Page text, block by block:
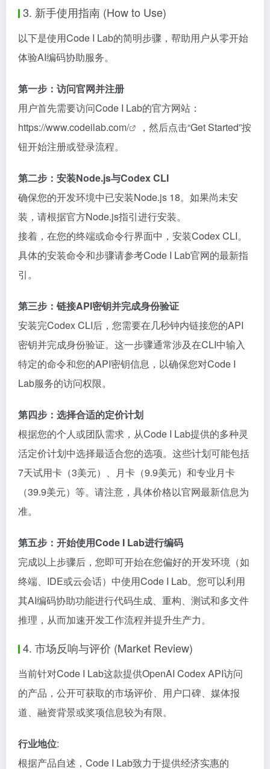
3. 新手使用指南 (How to Use)
以下是使用Code I Lab的简明步骤，帮助用户从零开始
体验AI编码协助服务。
第一步：访问官网并注册
用户首先需要访问Code I Lab的官方网站：
https://www.codeilab.com/
，然后点击“Get Started”按
钮开始注册或登录流程。
第二步：安装Node.js与Codex CLI
确保您的开发环境中已安装Node.js 18。如果尚未安
装，请根据官方Node.js指引进行安装。
接着，在您的终端或命令行界面中，安装Codex CLI。
具体的安装命令和步骤请参考Code I Lab官网的最新指
引。
第三步：链接API密钥并完成身份验证
安装完Codex CLI后，您需要在几秒钟内链接您的API
密钥并完成身份验证。这一步骤通常涉及在CLI中输入
特定的命令和您的API密钥信息，以确保您对Code I
Lab服务的访问权限。
第四步：选择合适的定价计划
根据您的个人或团队需求，从Code I Lab提供的多种灵
活定价计划中选择最适合您的选项。这些计划可能包括
7天试用卡（3美元）、月卡（9.9美元）和专业月卡
（39.9美元）等。请注意，具体价格以官网最新信息为
准。
第五步：开始使用Code I Lab进行编码
完成以上步骤后，您即可开始在您偏好的开发环境（如
终端、IDE或云会话）中使用Code I Lab。您可以利用
其AI编码协助功能进行代码生成、重构、测试和多文件
推理，从而加速开发工作流程并提升生产力。
4. 市场反响与评价 (Market Review)
当前针对Code I Lab这款提供OpenAI Codex API访问
的产品，公开可获取的市场评价、用户口碑、媒体报
道、融资背景或奖项信息较为有限。
行业地位:
根据产品自述，Code I Lab致力于提供经济实惠的